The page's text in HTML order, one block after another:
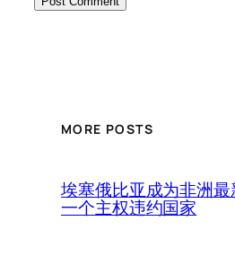
MORE POSTS
埃塞俄比亚成为非洲最
一个主权违约国家